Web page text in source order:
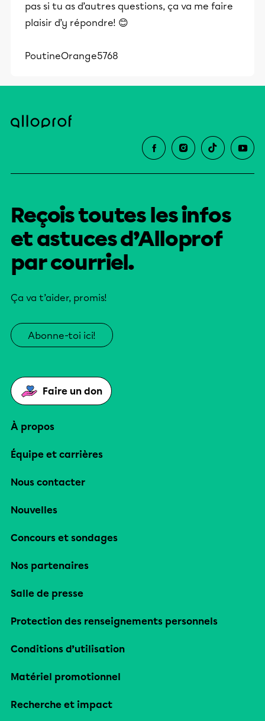
pas si tu as d’autres questions, ça va me faire
plaisir d’y répondre! 😊
PoutineOrange5768
Reçois toutes les infos
et astuces d’Alloprof
par courriel.
Ça va t’aider, promis!
Abonne-toi ici!
Faire un don
À propos
Équipe et carrières
Nous contacter
Nouvelles
Concours et sondages
Nos partenaires
Salle de presse
Protection des renseignements personnels
Conditions d’utilisation
Matériel promotionnel
Recherche et impact